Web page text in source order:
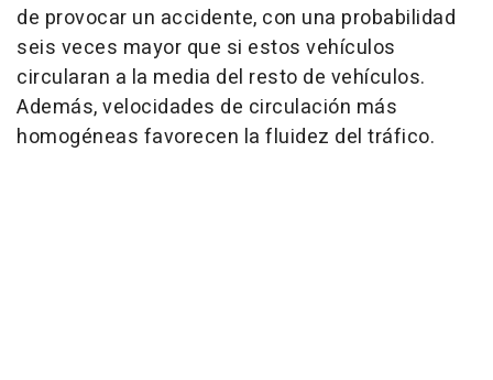
de provocar un accidente, con una probabilidad
seis veces mayor que si estos vehículos
circularan a la media del resto de vehículos.
Además, velocidades de circulación más
homogéneas favorecen la fluidez del tráfico.